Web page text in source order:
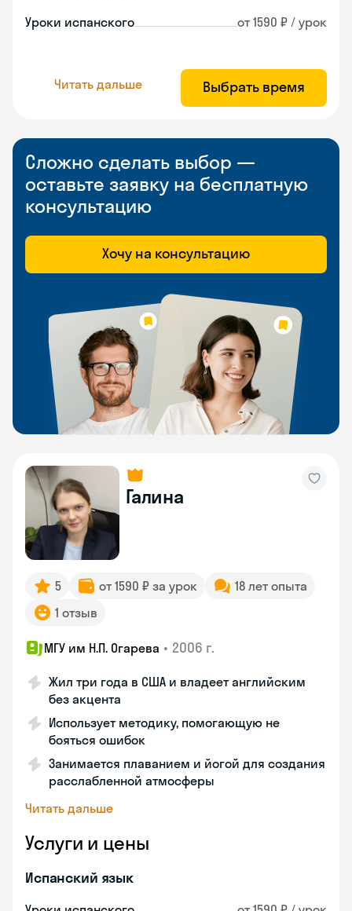
Уроки испанского от 1590 ₽ / урок
Читать дальше Выбрать время
Сложно сделать выбор —
оставьте заявку на бесплатную
консультацию
Хочу на консультацию
Галина
5 от 1590 ₽ за урок
18 лет опыта
1 отзыв
МГУ им Н.П. Огарева • 2006 г.
Жил три года в США и владеет английским
без акцента
Использует методику, помогающую не
бояться ошибок
Занимается плаванием и йогой для создания
расслабленной атмосферы
Читать дальше
Услуги и цены
Испанский язык